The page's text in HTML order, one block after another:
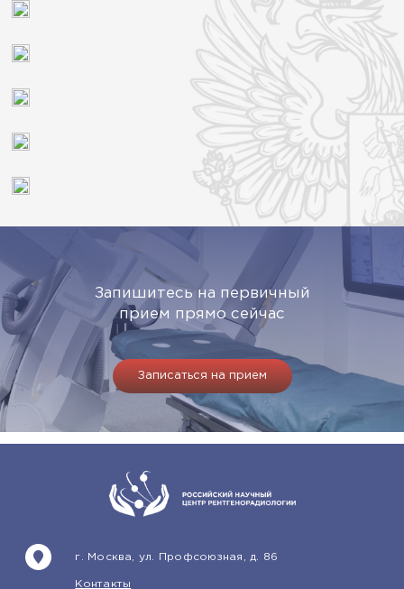
Запишитесь на первичный
прием прямо сейчас
Записаться на прием
г. Москва, ул. Профсоюзная, д. 86
Контакты